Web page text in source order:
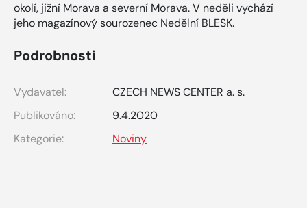
okolí, jižní Morava a severní Morava. V neděli vychází
jeho magazínový sourozenec Nedělní BLESK.
Podrobnosti
Vydavatel:
CZECH NEWS CENTER a. s.
Publikováno:
9.4.2020
Kategorie:
Noviny